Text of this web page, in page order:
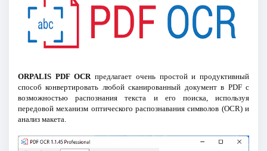
ORPALIS PDF OCR предлагает очень простой и продуктивный
способ конвертировать любой сканированный документ в PDF с
возможностью распознания текста и его поиска, используя
передовой механизм оптического распознавания символов (OCR) и
анализ макета.